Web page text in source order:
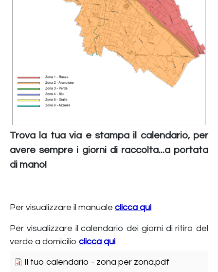
Trova la tua via e stampa il calendario, per
avere sempre i giorni di raccolta...a portata
di mano!
Per visualizzare il manuale clicca qui
Per visualizzare il calendario dei giorni di ritiro del
verde a domicilio clicca qui
Il tuo calendario - zona per zona.pdf